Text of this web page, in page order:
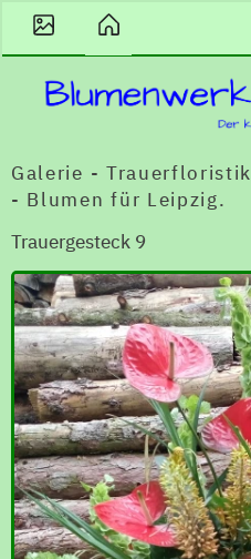
Galerie - Trauerfloristik
- Blumen für Leipzig.
Trauergesteck 9